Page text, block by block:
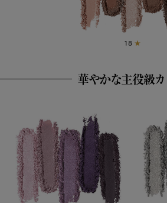
18 ★
華やかな主役級